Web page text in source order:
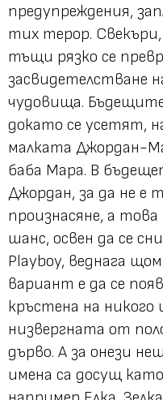
предупреждения,
тих терор.
тъщи рязко се
засвидетелстване
чудовища.
докато се усетят,
малката Джордан-
баба Мара. В
Джордан, за да не е
произнасяне, а
шанс, освен да се
Playboy, веднага
вариант е да се
кръстена на
низвергната от
дърво. А за онези
имена са досущ